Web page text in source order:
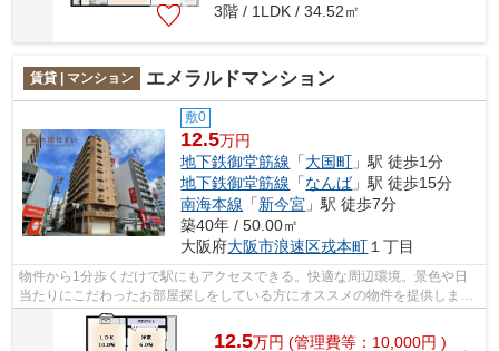
3階 / 1LDK / 34.52㎡
賃貸 | マンション エメラルドマンション
敷0
12.5万円
地下鉄御堂筋線 「大国町 」駅 徒歩1分
地下鉄御堂筋線 「なんば」駅 徒歩15分
南海本線 「新今宮 」駅 徒歩7分
築40年 / 50.00㎡
大阪府大阪市浪速区戎本町 １丁目
物件から1分歩くだけで駅にもアクセスできる。快適な周辺環境。景色や日
当たりにこだわったお部屋探しをしている方にオススメの物件を提供しま
す。多くの方からご好評頂いているエメラ...
12.5万円 (管理費等：10,000円 )